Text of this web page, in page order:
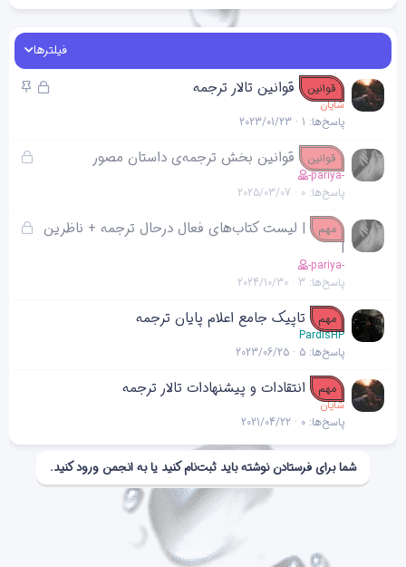
فیلترها
ق
د
چ
ن
قوانین قوانین تالار ترجمه
شایان
پاسخ‌ها 1
2023/01/23
ق
د
قوانین قوانین بخش ترجمه‌ی داستان مصور
-pariya-
پاسخ‌ها 0
2025/03/07
ق
مهم
| لیست کتاب‌های فعال درحال ترجمه + ناظرین
|
-pariya-
پاسخ‌ها 3
2024/10/30
مهم تاپیک جامع اعلام پایان ترجمه
PardisHP
پاسخ‌ها 5
2023/06/25
مهم انتقادات و پیشنهادات تالار ترجمه
شایان
پاسخ‌ها 0
2021/04/22
شما برای فرستادن نوشته باید ثبت‌نام کنید یا به انجمن ورود کنید.